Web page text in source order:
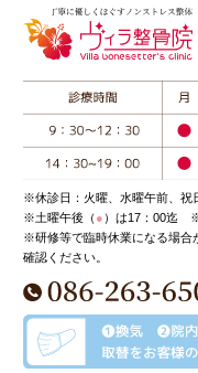
※休診日：火曜、水曜午前、祝
※土曜午後（●）は17：00迄
※研修等で臨時休業になる場合
確認ください。